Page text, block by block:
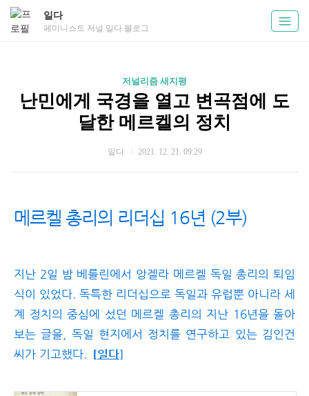
일다
페미니스트 저널 일다 블로그
저널리즘 새지평
난민에게 국경을 열고 변곡점에 도
달한 메르켈의 정치
일다 2021. 12. 21. 09:29
메르켈 총리의 리더십 16년 (2부)
지난 2일 밤 베를린에서 앙겔라 메르켈 독일 총리의 퇴임
식이 있었다. 독특한 리더십으로 독일과 유럽뿐 아니라 세
계 정치의 중심에 섰던 메르켈 총리의 지난 16년을 돌아
보는 글을, 독일 현지에서 정치를 연구하고 있는 김인건
씨가 기고했다.
[일다]